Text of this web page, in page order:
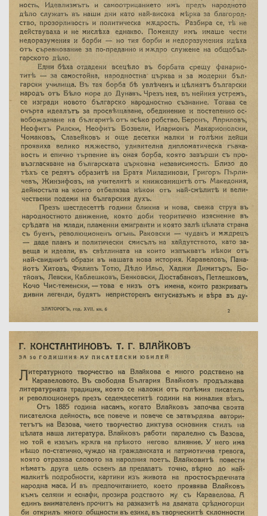
Име на изданието:
Година:
Номер:
Град на издаване:
Страници от-до:
Държател:
Забележка:
Име на изданието: